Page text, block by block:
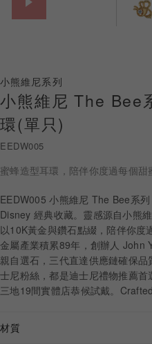
黃金金飾
關於ALUXE
最新消息
婚禮護照
線上購物
小熊維尼系列
小熊維尼 The Bee
環(單只)
EEDW005
蜜蜂造型耳環，陪伴你度過每個甜
EEDW005 小熊維尼 The Bee系
Disney 經典收藏。靈感源自小熊
以10K黃金與鑽石點綴，陪伴你度
金屬產業積累89年，創辦人 John
親自選石，三代直達供應鏈確保
士尼粉絲，都是迪士尼禮物推薦
三地19間實體店恭候試戴。
材質